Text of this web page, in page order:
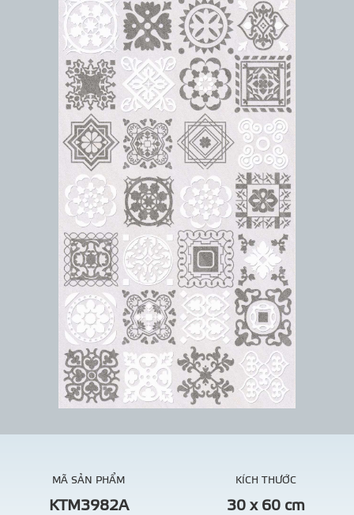
TIN SỰ KIỆN
TIN CHUYÊN MÔN
LIÊN HỆ - TƯ
MÃ SẢN PHẨM
KTM3982A
KÍCH THƯỚC
30 x 60 cm